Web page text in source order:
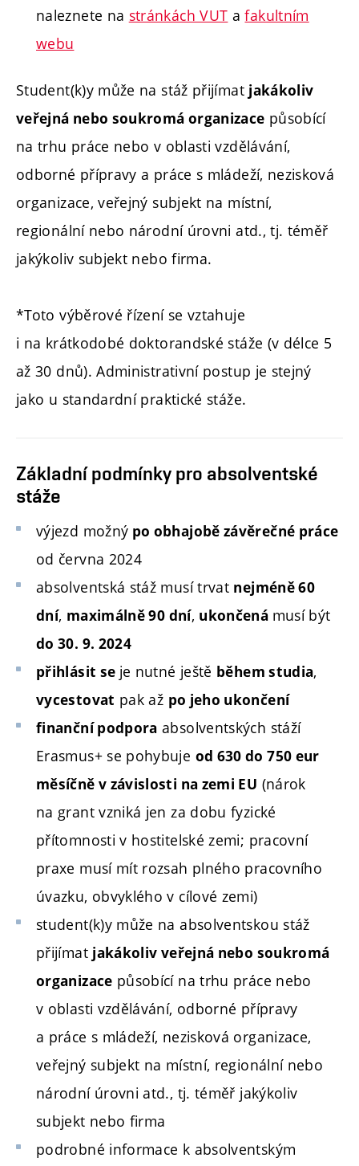
naleznete na stránkách VUT afakultním
webu
Student(k)y může na stáž přijímat jakákoliv
veřejná nebo soukromá organizace působící
na trhu práce nebo v oblasti vzdělávání,
odborné přípravy a práce s mládeží, nezisková
organizace, veřejný subjekt na místní,
regionální nebo národní úrovni atd., tj. téměř
jakýkoliv subjekt nebo firma.
*Toto výběrové řízení se vztahuje
i na krátkodobé doktorandské stáže (v délce 5
až 30 dnů). Administrativní postup je stejný
jako u standardní praktické stáže.
Základní podmínky pro absolventské
stáže
výjezd možný po obhajobě závěrečné práce
od června 2024
absolventská stáž musí trvat nejméně 60
dní, maximálně 90 dní, ukončená musí být
do 30. 9. 2024
přihlásit se je nutné ještě během studia,
vycestovat pak až po jeho ukončení
finanční podpora absolventských stáží
Erasmus+ se pohybuje od 630 do 750 eur
měsíčně v závislosti na zemi EU (nárok
na grant vzniká jen za dobu fyzické
přítomnosti v hostitelské zemi; pracovní
praxe musí mít rozsah plného pracovního
úvazku, obvyklého v cílové zemi)
student(k)y může na absolventskou stáž
přijímat jakákoliv veřejná nebo soukromá
organizace působící na trhu práce nebo
v oblasti vzdělávání, odborné přípravy
a práce s mládeží, nezisková organizace,
veřejný subjekt na místní, regionální nebo
národní úrovni atd., tj. téměř jakýkoliv
subjekt nebo firma
podrobné informace k absolventským